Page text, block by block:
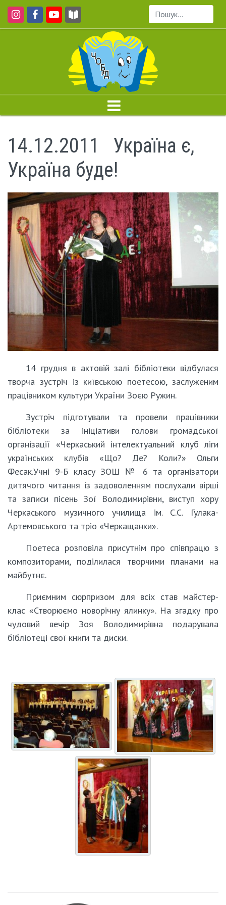
Пошук...
14.12.2011 Україна є,
Україна буде!
14 грудня в актовій залі бібліотеки відбулася
творча зустріч із київською поетесою, заслуженим
працівником культури України Зоєю Ружин.
Зустріч підготували та провели працівники
бібліотеки за ініціативи голови громадської
організації «Черкаський інтелектуальний клуб ліги
українських клубів «Що? Де? Коли?» Ольги
Фесак.Учні 9-Б класу ЗОШ № 6 та організатори
дитячого читання із задоволенням послухали вірші
та записи пісень Зої Володимирівни, виступ хору
Черкаського музичного училища ім. С.С. Гулака-
Артемовського та тріо «Черкащанки».
Поетеса розповіла присутнім про співпрацю з
композиторами, поділилася творчими планами на
майбутнє.
Приємним сюрпризом для всіх став майстер-
клас «Створюємо новорічну ялинку». На згадку про
чудовий вечір Зоя Володимирівна подарувала
бібліотеці свої книги та диски.